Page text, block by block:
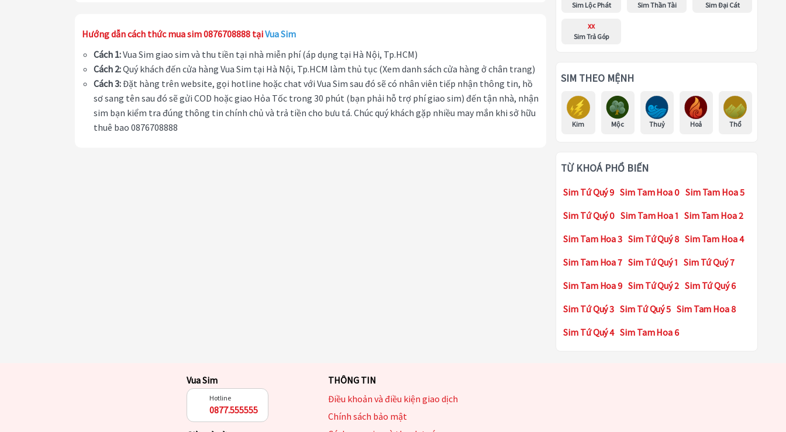
Hướng dẫn cách thức mua sim 0876708888 tạiVua Sim
Cách 1:Vua Sim giao sim và thu tiền tại nhà miễn phí (áp dụng tại Hà Nội, Tp.HCM)
Cách 2:Quý khách đến cửa hàng Vua Sim tại Hà Nội, Tp.HCM làm thủ tục (Xem danh sách cửa hàng ở chân trang)
Cách 3:Đặt hàng trên website, gọi hotline hoặc chat với Vua Sim sau đó sẽ có nhân viên tiếp nhận thông tin, hồ
sơ sang tên sau đó sẽ gửi COD hoặc giao Hỏa Tốc trong 30 phút (bạn phải hỗ trợ phí giao sim) đến tận nhà, nhận
sim bạn kiểm tra đúng thông tin chính chủ và trả tiền cho bưu tá. Chúc quý khách gặp nhiều may mắn khi sở hữu
thuê bao 0876708888
Sim Lộc Phát Sim Thần Tài Sim Đại Cát
xx
Sim Trả Góp
SIM THEO MỆNH
Kim Mộc Thuỷ Hoả Thổ
TỪ KHOÁ PHỔ BIẾN
Sim Tứ Quý 9 Sim Tam Hoa 0 Sim Tam Hoa 5
Sim Tứ Quý 0 Sim Tam Hoa 1 Sim Tam Hoa 2
Sim Tam Hoa 3 Sim Tứ Quý 8 Sim Tam Hoa 4
Sim Tam Hoa 7 Sim Tứ Quý 1 Sim Tứ Quý 7
Sim Tam Hoa 9 Sim Tứ Quý 2 Sim Tứ Quý 6
Sim Tứ Quý 3 Sim Tứ Quý 5 Sim Tam Hoa 8
Sim Tứ Quý 4 Sim Tam Hoa 6
Vua Sim
Hotline
0877.555555
THÔNG TIN
Điều khoản và điều kiện giao dịch
Chính sách bảo mật